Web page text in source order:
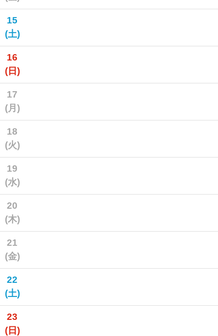
15
(土)
16
(日)
17
(月)
18
(火)
19
(水)
20
(木)
21
(金)
22
(土)
23
(日)